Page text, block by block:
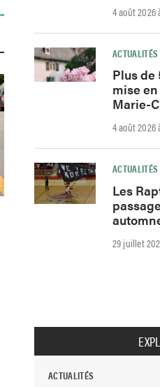
4 août 2026
ACTUALITÉS
Plus de
mise
Marie-
4 août 2026
ACTUALITÉS
Les
29 juillet
ACTUALITÉS